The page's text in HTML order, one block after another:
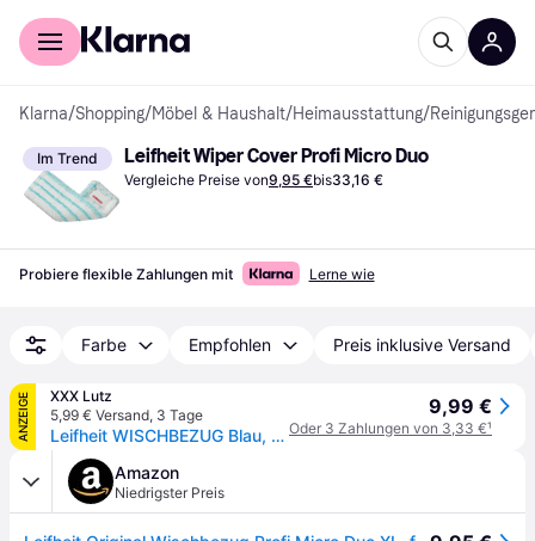
Für Shopper
Klarna/Shopping/Möbel & Haushalt/Heimausstattung/
Im Trend Leifheit Wiper Cover Profi Micro Duo
Vergleiche Preise von9,95 €bis33,16 €
Probiere flexible Zahlungen mit Lerne wie
Farbe Empfohlen Preis inklusive Versand
ANZEIGE
XXX Lutz
5,99 € Versand, 3 Tage
Leifheit WISCHBEZUG Blau, Weiß
9,99 €
Oder 3 Zahlungen von 3,33 €¹
Amazon
Niedrigster Preis